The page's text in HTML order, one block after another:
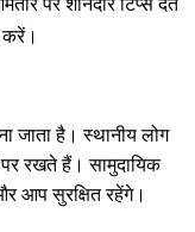
करें।
जाता है। स्थानीय लोग
रखते हैं। सामुदायिक
आप सुरक्षित रहेंगे।